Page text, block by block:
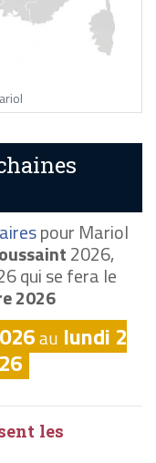
pour Mariol
2026,
qui se fera le
2026
au lundi 2
les